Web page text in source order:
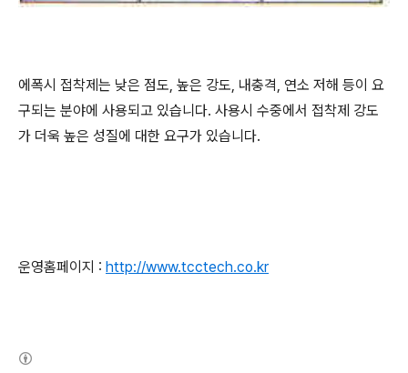
에폭시 접착제는 낮은 점도, 높은 강도, 내충격, 연소 저해 등이 요
구되는 분야에 사용되고 있습니다. 사용시 수중에서 접착제 강도
가 더욱 높은 성질에 대한 요구가 있습니다.
운영홈페이지 : http://www.tcctech.co.kr